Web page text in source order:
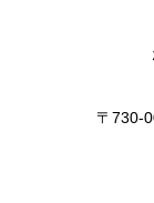
〒730-